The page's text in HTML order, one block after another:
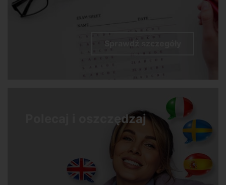
Sprawdź szczegóły
Polecaj i oszczędzaj